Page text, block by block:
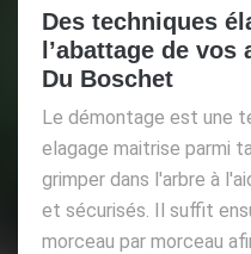
Des techniques
l’abattage de
Du Boschet
Le démontage est une
elagage maitrise parmi
grimper dans l'arbre à
et sécurisés. Il suffit
morceau par morceau